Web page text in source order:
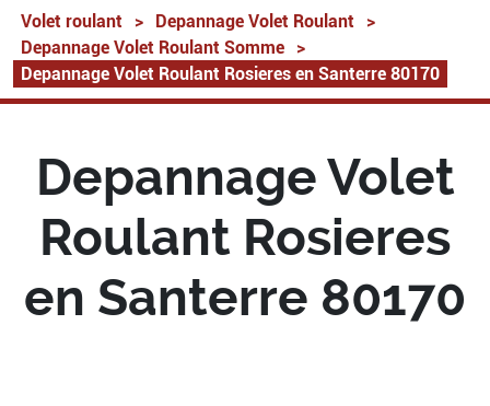
Volet roulant > Depannage Volet Roulant
>
Depannage Volet Roulant Somme
>
Depannage Volet Roulant Rosieres en Santerre 80170
Depannage Volet
Roulant Rosieres
en Santerre 80170